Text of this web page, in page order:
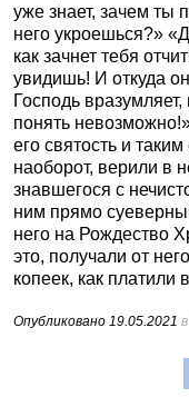
уже знает, зачем ты
него укроешься?»
как зачнет тебя
увидишь! И откуда
Господь
понять
его святость и
наоборот, верили в
знавшегося с
ним прямо
него на Рождество
это, получали от
копеек, как платили
Опубликовано 19.05.2021